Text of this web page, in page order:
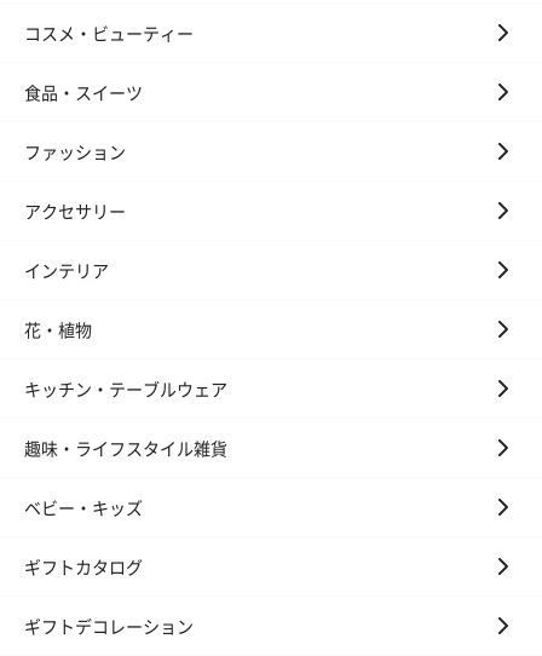
コスメ・ビューティー
食品・スイーツ
ファッション
アクセサリー
インテリア
花・植物
キッチン・テーブルウェア
趣味・ライフスタイル雑貨
ベビー・キッズ
ギフトカタログ
ギフトデコレーション